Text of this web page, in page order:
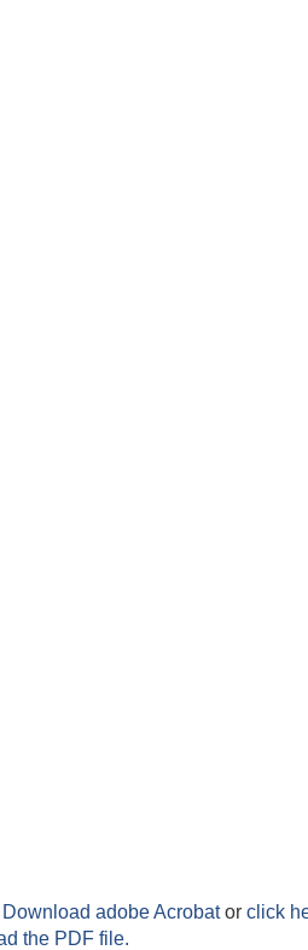
Download adobe Acrobator click
the PDF file.